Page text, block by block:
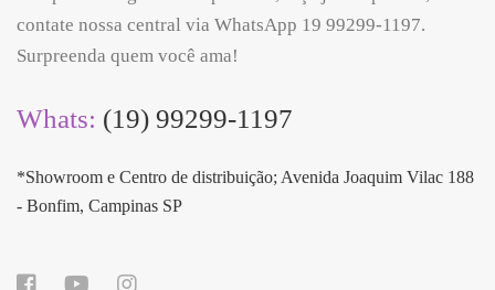
contate nossa central via WhatsApp 19 99299-1197.
Surpreenda quem você ama!
Whats: (19) 99299-1197
*Showroom e Centro de distribuição; Avenida Joaquim Vilac 188
- Bonfim, Campinas SP